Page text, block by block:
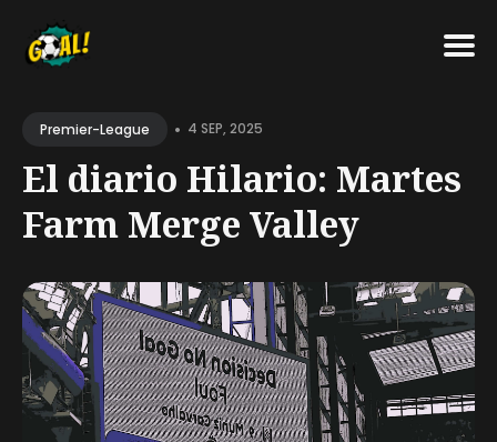
for
Blog
Premier-League • 4 SEP, 2025
El diario Hilario: Martes
Farm Merge Valley